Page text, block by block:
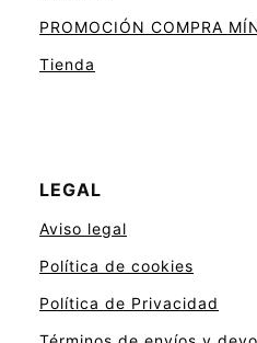
PROMOCIÓN COMPRA
Tienda
LEGAL
Aviso legal
Política de cookies
Política de Privacidad